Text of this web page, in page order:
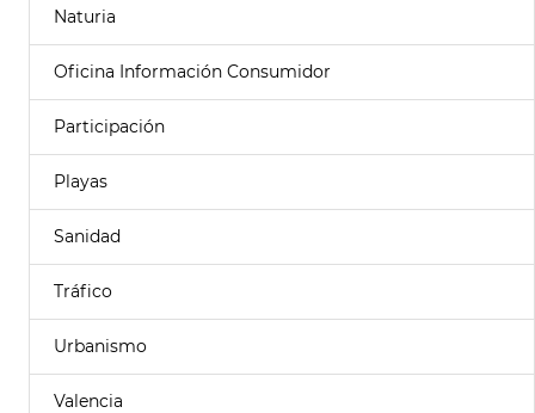
Naturia
Oficina Información Consumidor
Participación
Playas
Sanidad
Tráfico
Urbanismo
Valencia